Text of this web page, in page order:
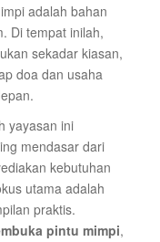
adalah bahan
Di tempat inilah,
sekadar kiasan,
doa dan usaha
yayasan ini
mendasar dari
kebutuhan
utama adalah
praktis.
pintu mimpi,